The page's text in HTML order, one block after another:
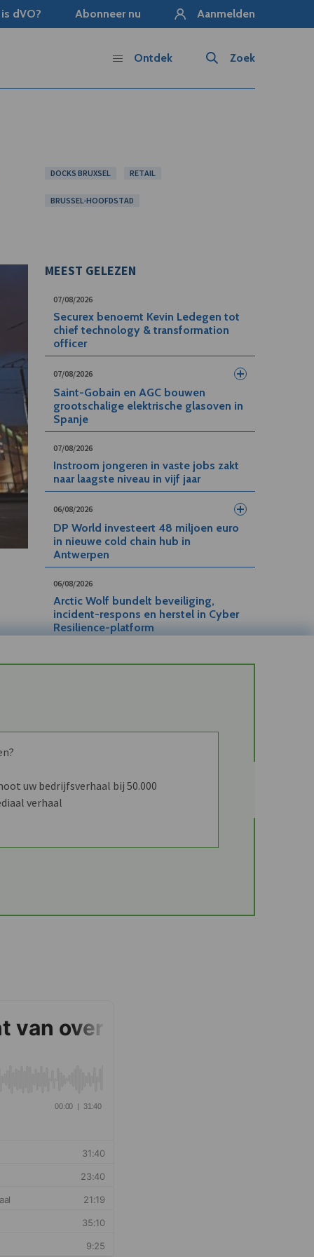
dVO? Abonneer nu Aanmelden
Zoek
Ontdek
DOCKS BRUXSEL RETAIL
BRUSSEL-HOOFDSTAD
MEEST GELEZEN
07/08/2026
Securex benoemt Kevin Ledegen tot
chief technology & transformation
officer
07/08/2026
Saint-Gobain en AGC bouwen
grootschalige elektrische glasoven in
Spanje
07/08/2026
Instroom jongeren in vaste jobs zakt
naar laagste niveau in vijf jaar
06/08/2026
DP World investeert 48 miljoen euro
in nieuwe cold chain hub in
Antwerpen
06/08/2026
Arctic Wolf bundelt beveiliging,
incident-respons en herstel in Cyber
Resilience-platform
uw bedrijfsverhaal bij 50.000
verhaal